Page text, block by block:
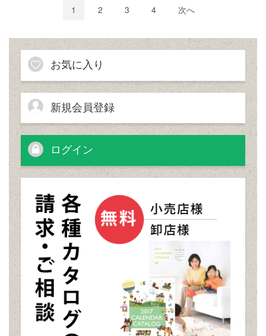
1 2 3 4 次へ
お気に入り
新規会員登録
ログイン